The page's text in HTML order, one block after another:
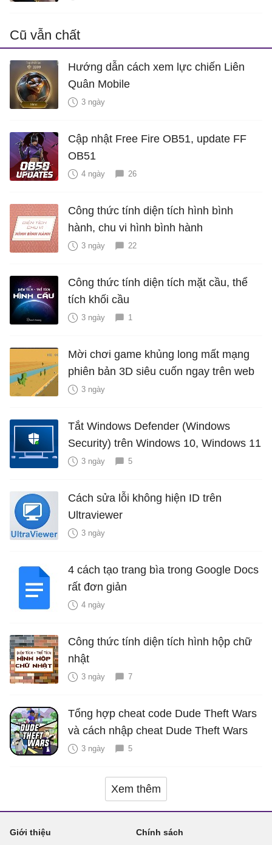
Cũ vẫn chất
Hướng dẫn cách xem lực chiến Liên
Quân Mobile
3 ngày
Cập nhật Free Fire OB51, update FF
OB51
4 ngày 26
Công thức tính diện tích hình bình
hành, chu vi hình bình hành
3 ngày 22
Công thức tính diện tích mặt cầu, thể
tích khối cầu
3 ngày 1
Mời chơi game khủng long mất mạng
phiên bản 3D siêu cuốn ngay trên web
3 ngày
Tắt Windows Defender (Windows
Security) trên Windows 10, Windows 11
3 ngày 5
Cách sửa lỗi không hiện ID trên
Ultraviewer
3 ngày
4 cách tạo trang bìa trong Google Docs
rất đơn giản
4 ngày
Công thức tính diện tích hình hộp chữ
nhật
3 ngày 7
Tổng hợp cheat code Dude Theft Wars
và cách nhập cheat Dude Theft Wars
3 ngày 5
Xem thêm
Giới thiệu
Chính sách